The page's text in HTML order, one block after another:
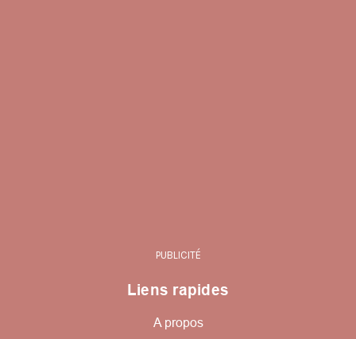
PUBLICITÉ
Liens rapides
A propos